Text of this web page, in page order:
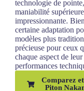
Joueurs
recherchant un
adaptabilité
Sportifs
explorer tout le
par le padel
Compétiteurs
jeu défensif
des points
Joueurs qui